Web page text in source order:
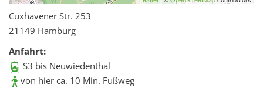
Cuxhavener Str. 253
21149 Hamburg
Anfahrt:
S3 bis Neuwiedenthal
von hier ca. 10 Min. Fußweg